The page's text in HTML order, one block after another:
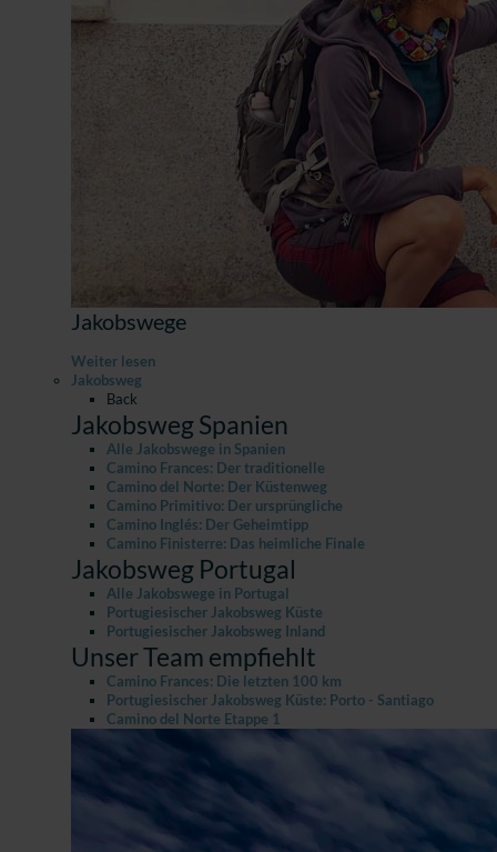
Jakobswege
Weiter lesen
Jakobsweg
Back
Jakobsweg Spanien
Alle Jakobswege in Spanien
Camino Frances: Der traditionelle
Camino del Norte: Der Küstenweg
Camino Primitivo: Der ursprüngliche
Camino Inglés: Der Geheimtipp
Camino Finisterre: Das heimliche Finale
Jakobsweg Portugal
Alle Jakobswege in Portugal
Portugiesischer Jakobsweg Küste
Portugiesischer Jakobsweg Inland
Unser Team empfiehlt
Camino Frances: Die letzten 100 km
Portugiesischer Jakobsweg Küste: Porto - Santiago
Camino del Norte Etappe 1